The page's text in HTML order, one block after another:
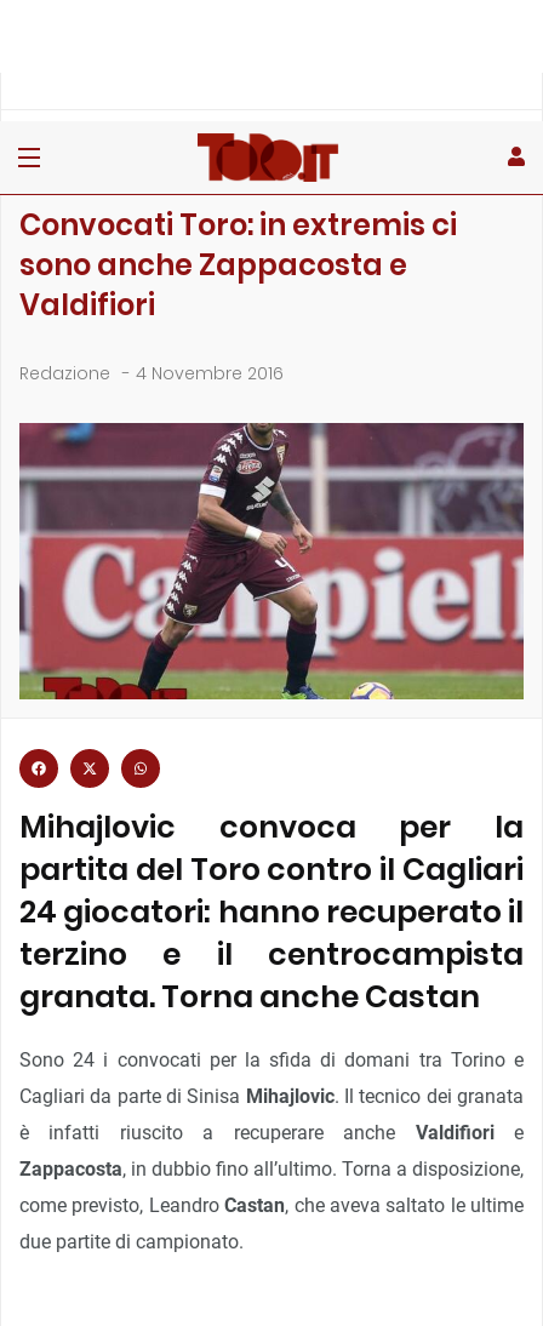
Convocati Toro: in extremis ci
sono anche Zappacosta e
Valdifiori
Redazione - 4 Novembre 2016
Mihajlovic convoca per la
partita del Toro contro il Cagliari
24 giocatori: hanno recuperato il
terzino e il centrocampista
granata. Torna anche Castan
Sono 24 i convocati per la sfida di domani tra Torino e
Cagliari da parte di Sinisa Mihajlovic. Il tecnico dei granata
è infatti riuscito a recuperare anche Valdifiorie
Zappacosta, in dubbio fino all’ultimo. Torna a disposizione,
come previsto, LeandroCastan, che aveva saltato le ultime
due partite di campionato.